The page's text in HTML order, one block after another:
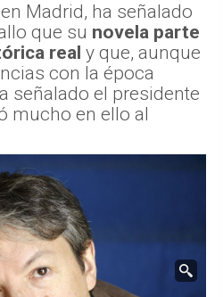
Madrid, ha señalado
que su novela parte
real y que, aunque
con la época
señalado el presidente
mucho en ello al